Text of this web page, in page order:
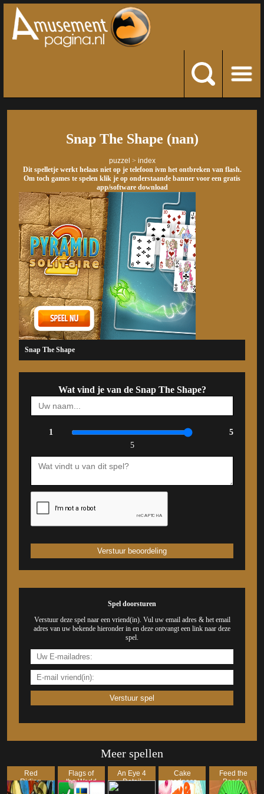
Snap The Shape (nan)
puzzel > index
Dit spelletje werkt helaas niet op je telefoon ivm het ontbreken van flash.
Om toch games te spelen klik je op onderstaande banner voor een gratis
app/software download
Snap The Shape
Wat vind je van de Snap The Shape?
1
5
5
Spel doorsturen
Verstuur deze spel naar een vriend(in). Vul uw email adres & het email
adres van uw bekende hieronder in en deze ontvangt een link naar deze
spel.
Meer spellen
Red
Riding
Hood: The
Flags of
the World
An Eye 4
Detail
Cake
madness
Feed the
Panda